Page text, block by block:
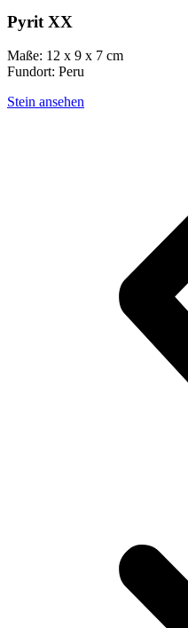
Pyrit XX
Maße: 12 x 9 x 7 cm
Fundort: Peru
Stein ansehen